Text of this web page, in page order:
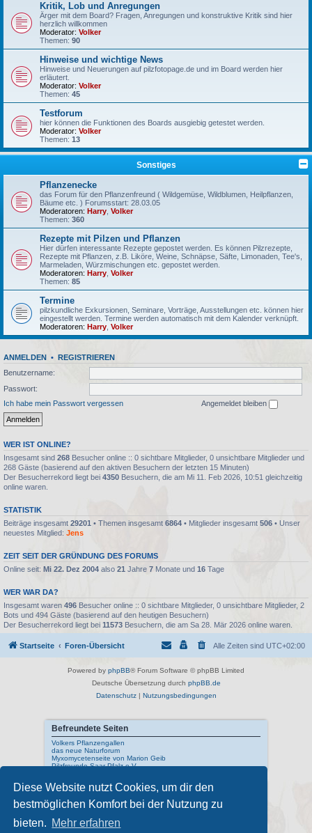
Diese Website nutzt Cookies, um dir den
bestmöglichen Komfort bei der Nutzung zu
bieten. Mehr erfahren
Kritik, Lob und Anregungen
Ärger mit dem Board? Fragen, Anregungen und konstruktive Kritik sind hier
herzlich willkommen
Moderator: Volker
Themen: 90
Hinweise und wichtige News
Hinweise und Neuerungen auf pilzfotopage.de und im Board werden hier
erläutert.
Moderator: Volker
Themen: 45
Testforum
hier können die Funktionen des Boards ausgiebig getestet werden.
Moderator: Volker
Themen: 13
Sonstiges
Pflanzenecke
das Forum für den Pflanzenfreund ( Wildgemüse, Wildblumen, Heilpflanzen,
Bäume etc. ) Forumsstart: 28.03.05
Moderatoren: Harry Volker
Themen: 360
Rezepte mit Pilzen und Pflanzen
Hier dürfen interessante Rezepte gepostet werden. Es können Pilzrezepte,
Rezepte mit Pflanzen, z.B. Liköre, Weine, Schnäpse, Säfte, Limonaden, Tee's,
Marmeladen, Würzmischungen etc. gepostet werden.
Moderatoren: Harry Volker
Themen: 85
Termine
pilzkundliche Exkursionen, Seminare, Vorträge, Ausstellungen etc. können hier
eingestellt werden. Termine werden automatisch mit dem Kalender verknüpft.
Moderatoren: Harry Volker
ANMELDEN • REGISTRIEREN
Benutzername:
Passwort:
Ich habe mein Passwort vergessen
Angemeldet bleiben
WER IST ONLINE?
Insgesamt sind 268 Besucher online :: 0 sichtbare Mitglieder, 0 unsichtbare Mitglieder und
268 Gäste (basierend auf den aktiven Besuchern der letzten 15 Minuten)
Der Besucherrekord liegt bei 4350 Besuchern, die am Mi 11. Feb 2026, 10:51 gleichzeitig
online waren.
STATISTIK
Beiträge insgesamt 29201 • Themen insgesamt 6864 • Mitglieder insgesamt 506 • Unser
neuestes Mitglied: Jens
ZEIT SEIT DER GRÜNDUNG DES FORUMS
Online seit: Mi 22. Dez 2004 also 21 Jahre 7 Monate und 16 Tage
WER WAR DA?
Insgesamt waren 496 Besucher online :: 0 sichtbare Mitglieder, 0 unsichtbare Mitglieder, 2
Bots und 494 Gäste (basierend auf den heutigen Besuchern)
Der Besucherrekord liegt bei 11573 Besuchern, die am Sa 28. Mär 2026 online waren.
Startseite Foren-Übersicht Alle Zeiten sind UTC+02:00
Powered by phpBB® Forum Software © phpBB Limited
Deutsche Übersetzung durch phpBB.de
Datenschutz| Nutzungsbedingungen
Befreundete Seiten
Volkers Pflanzengallen
das neue Naturforum
Myxomycetenseite von Marion Geib
Pilzfreunde Saar-Pfalz e.V.
Interne Links
Mykologisches Lexikon
meine Naturfotos
Pilzfotopage - Suchmaschine